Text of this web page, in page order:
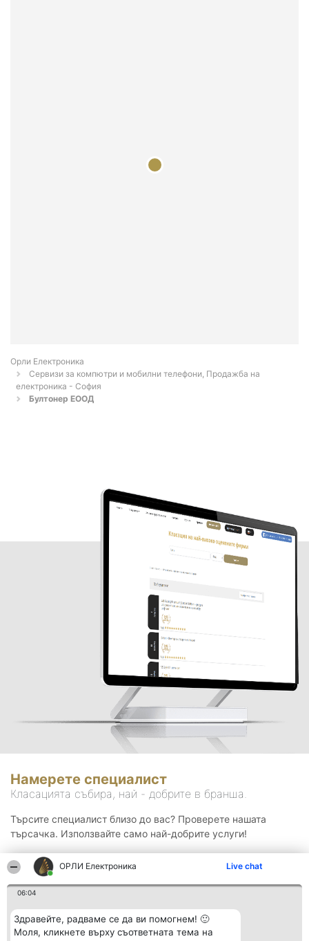
ОРЛИ Електроника Live chat
06:04
Здравейте, радваме се да ви помогнем! 🙂
Моля, кликнете върху съответната тема на
Орли Електроника
Сервизи за компютри и мобилни телефони, Продажба на
електроника - София
Бултонер ЕООД
Намерете специалист
Класацията събира, най - добрите в бранша.
Търсите специалист близо до вас? Проверете нашата
търсачка. Използвайте само най-добрите услуги!